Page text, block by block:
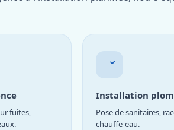
fuites,
Installation
Pose de sanitaires,
chauffe-eau.